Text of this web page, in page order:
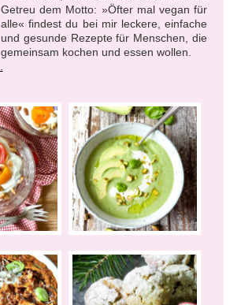
Getreu dem Motto: »Öfter mal vegan für
alle« findest du bei mir leckere, einfache
und gesunde Rezepte für Menschen, die
gemeinsam kochen und essen wollen.